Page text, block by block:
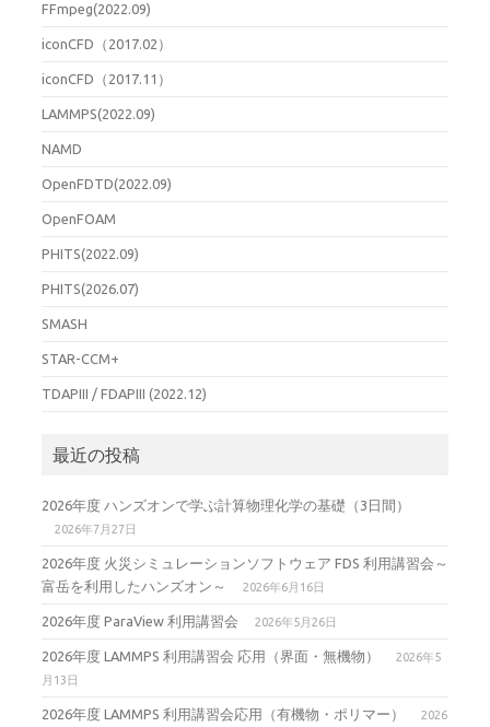
FFmpeg(2022.09)
iconCFD（2017.02）
iconCFD（2017.11）
LAMMPS(2022.09)
NAMD
OpenFDTD(2022.09)
OpenFOAM
PHITS(2022.09)
PHITS(2026.07)
SMASH
STAR-CCM+
TDAPIII / FDAPIII (2022.12)
最近の投稿
2026年度 ハンズオンで学ぶ計算物理化学の基礎（3日間）
2026年7月27日
2026年度 火災シミュレーションソフトウェア FDS 利用講習会～
富岳を利用したハンズオン～
2026年6月16日
2026年度 ParaView 利用講習会 2026年5月26日
2026年度 LAMMPS 利用講習会 応用（界面・無機物）
2026年5
月13日
2026年度 LAMMPS 利用講習会応用（有機物・ポリマー） 2026